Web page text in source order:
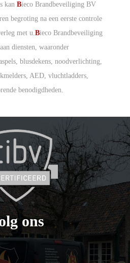
kan Bieco Brandbeveiliging BV
begroting na een eerste controle
met u.Bieco Brandbeveiliging
diensten, waaronder
blusdekens, noodverlichting,
AED, vluchtladders,
benodigdheden.
ons